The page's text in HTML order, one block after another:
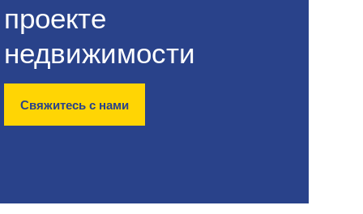
проекте
недвижимости
Свяжитесь с нами